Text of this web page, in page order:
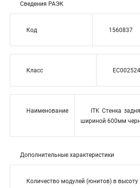
Сведения РАЭК
Код 1560837
Класс EC002524
Наименование
ITK Стенка
шириной 600мм
Дополнительные характеристики
Количество модулей (юнитов) в высоту